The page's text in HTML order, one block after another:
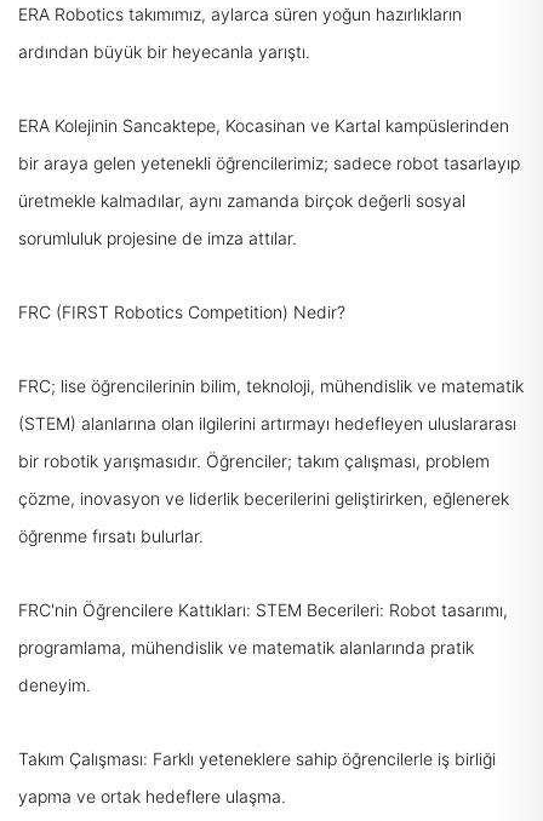
ERA Robotics takımımız, aylarca süren yoğun hazırlıkların
ardından büyük bir heyecanla yarıştı.
ERA Kolejinin Sancaktepe, Kocasinan ve Kartal kampüslerinden
bir araya gelen yetenekli öğrencilerimiz; sadece robot tasarlayıp
üretmekle kalmadılar, aynı zamanda birçok değerli sosyal
sorumluluk projesine de imza attılar.
FRC (FIRST Robotics Competition) Nedir?
FRC; lise öğrencilerinin bilim, teknoloji, mühendislik ve matematik
(STEM) alanlarına olan ilgilerini artırmayı hedefleyen uluslararası
bir robotik yarışmasıdır. Öğrenciler; takım çalışması, problem
çözme, inovasyon ve liderlik becerilerini geliştirirken, eğlenerek
öğrenme fırsatı bulurlar.
FRC'nin Öğrencilere Kattıkları: STEM Becerileri: Robot tasarımı,
programlama, mühendislik ve matematik alanlarında pratik
deneyim.
Takım Çalışması: Farklı yeteneklere sahip öğrencilerle iş birliği
yapma ve ortak hedeflere ulaşma.